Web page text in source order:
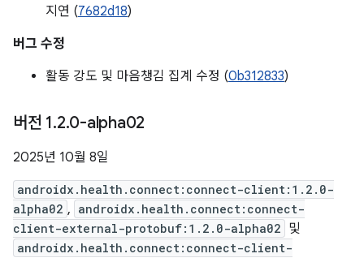
지연 (7682d18)
버그 수정
활동 강도 및 마음챙김 집계 수정 (0b312833)
버전 1.2.0-alpha02
2025년 10월 8일
androidx.health.connect:connect-client:1.2.0-
alpha02 , androidx.health.connect:connect-
client-external-protobuf:1.2.0-alpha02 및
androidx.health.connect:connect-client-